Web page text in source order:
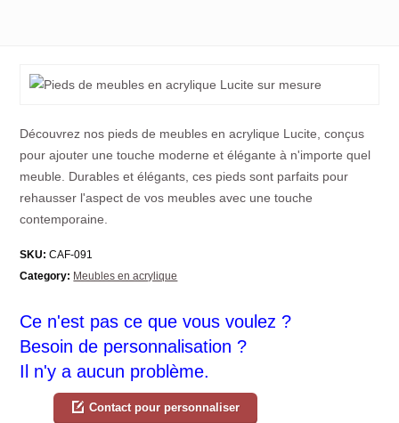
Découvrez nos pieds de meubles en acrylique Lucite, conçus
pour ajouter une touche moderne et élégante à n'importe quel
meuble. Durables et élégants, ces pieds sont parfaits pour
rehausser l'aspect de vos meubles avec une touche
contemporaine.
SKU: CAF-091
Category: Meubles en acrylique
Ce n'est pas ce que vous voulez ?
Besoin de personnalisation ?
Il n'y a aucun problème.
Contact pour personnaliser